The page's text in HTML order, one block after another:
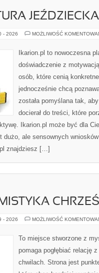
JEŹDZIECKA
- 2026 MOŻLIWOŚĆ
Ikarion.pl to nowoczesna
doświadczenie z
osób, które cenią
jednocześnie chcą
została pomyślana tak,
docierał do treści, które
Ikarion.pl może być dla
dużo, ale sensownych
znajdziesz […]
- 2026 MOŻLIWOŚĆ
To miejsce stworzone z
pomaga pogłębiać relację
chwilach. Strona jest